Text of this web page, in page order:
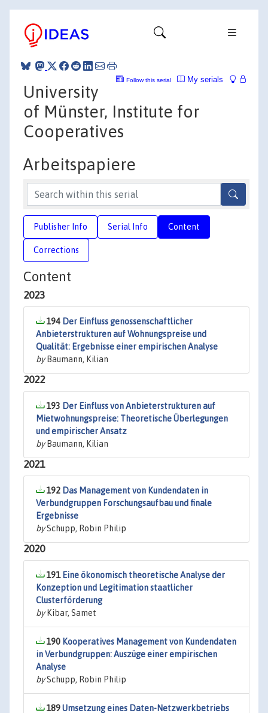
My serials
Follow this serial
University
of Münster, Institute for
Cooperatives
Arbeitspapiere
Publisher Info Serial Info Content
Corrections
Content
2023
194 Der Einfluss genossenschaftlicher
Anbieterstrukturen auf Wohnungspreise und
Qualität: Ergebnisse einer empirischen Analyse
byBaumann, Kilian
2022
193 Der Einfluss von Anbieterstrukturen auf
Mietwohnungspreise: Theoretische Überlegungen
und empirischer Ansatz
byBaumann, Kilian
2021
192 Das Management von Kundendaten in
Verbundgruppen Forschungsaufbau und finale
Ergebnisse
bySchupp, Robin Philip
2020
191 Eine ökonomisch theoretische Analyse der
Konzeption und Legitimation staatlicher
Clusterförderung
byKibar, Samet
190 Kooperatives Management von Kundendaten
in Verbundgruppen: Auszüge einer empirischen
Analyse
bySchupp, Robin Philip
189Umsetzung eines Daten-Netzwerkbetriebs